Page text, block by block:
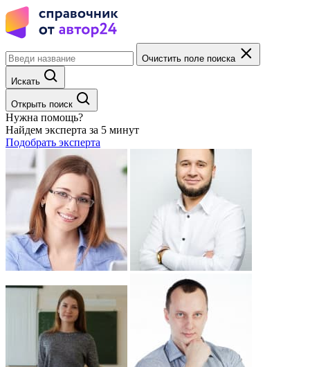
Очистить поле поиска
Искать
Открыть поиск
Нужна помощь?
Найдем эксперта за 5 минут
Подобрать эксперта